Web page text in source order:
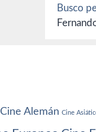
Busco
Cine Alemán Cine